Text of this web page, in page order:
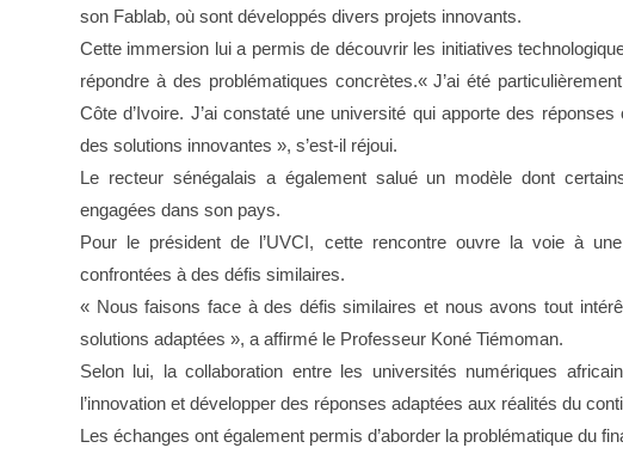
son Fablab, où sont développés divers projets innovants.
Cette immersion lui a permis de découvrir les initiatives
répondre à des problématiques concrètes.« J’ai été
Côte d’Ivoire. J’ai constaté une université qui apporte des
des solutions innovantes », s’est-il réjoui.
Le recteur sénégalais a également salué un modèle dont
engagées dans son pays.
Pour le président de l’UVCI, cette rencontre ouvre la voie à
confrontées à des défis similaires.
« Nous faisons face à des défis similaires et nous avons tout
solutions adaptées », a affirmé le Professeur Koné Tiémoman.
Selon lui, la collaboration entre les universités numériques
l’innovation et développer des réponses adaptées aux réalités du
Les échanges ont également permis d’aborder la problématique du